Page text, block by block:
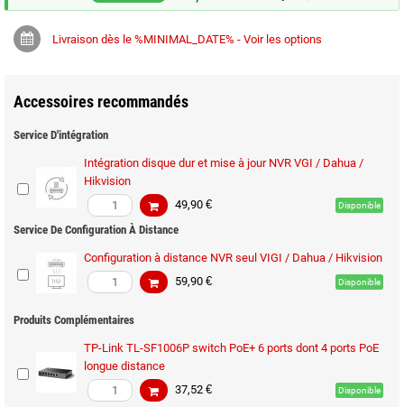
Livraison dès le %MINIMAL_DATE% - Voir les options
Accessoires recommandés
Service D'intégration
Intégration disque dur et mise à jour NVR VGI / Dahua /
Hikvision
49,90 €
Disponible
Service De Configuration À Distance
Configuration à distance NVR seul VIGI / Dahua / Hikvision
59,90 €
Disponible
Produits Complémentaires
TP-Link TL-SF1006P switch PoE+ 6 ports dont 4 ports PoE
longue distance
37,52 €
Disponible